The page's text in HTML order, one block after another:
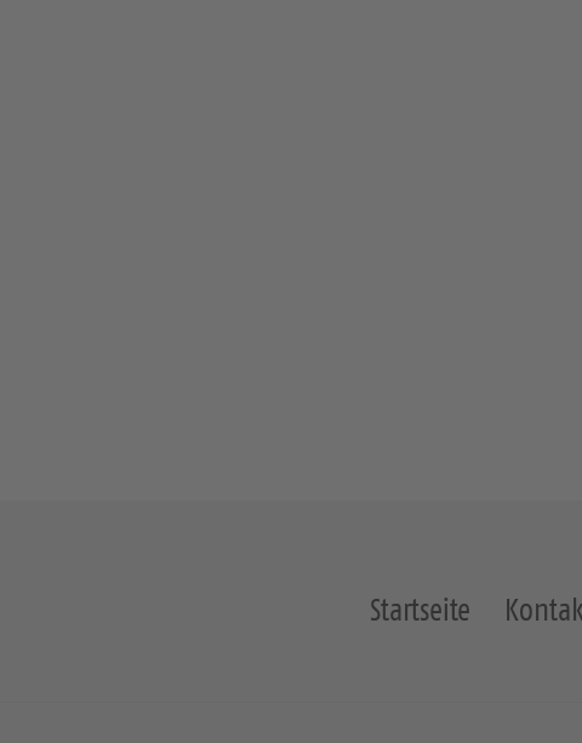
Startseite